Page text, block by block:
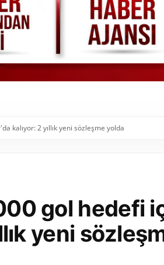
kalıyor: 2 yıllık yeni sözleşme yolda
gol hedefi
yeni